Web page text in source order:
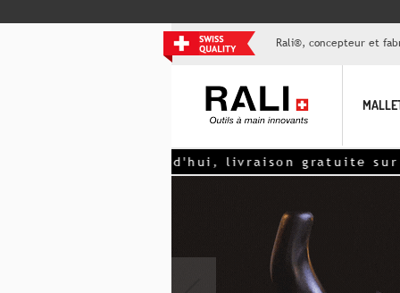
Rali®, concepteur et
Aujourd'hui, livraison gratuite sur lessets de